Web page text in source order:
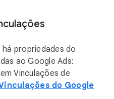
propriedades do
ao Google Ads:
Vinculações de
do Google